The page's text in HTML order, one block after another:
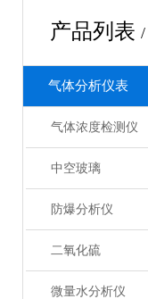
产品列表 /
气体分析仪表
气体浓度检测仪
中空玻璃
防爆分析仪
二氧化硫
微量水分析仪